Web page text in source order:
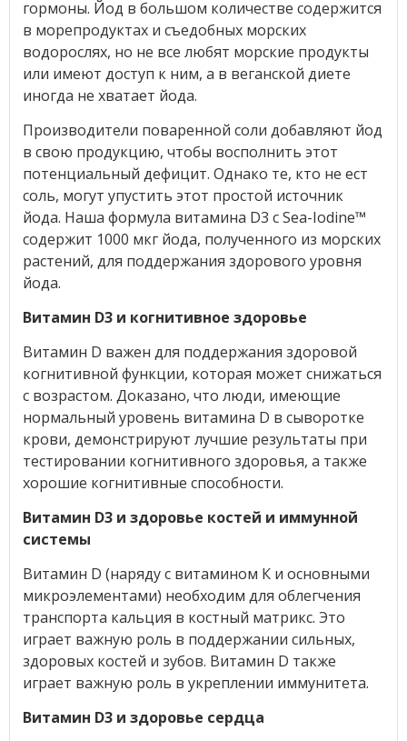
гормоны. Йод в большом количестве содержится
в морепродуктах и съедобных морских
водорослях, но не все любят морские продукты
или имеют доступ к ним, а в веганской диете
иногда не хватает йода.
Производители поваренной соли добавляют йод
в свою продукцию, чтобы восполнить этот
потенциальный дефицит. Однако те, кто не ест
соль, могут упустить этот простой источник
йода. Наша формула витамина D3 с Sea-Iodine™
содержит 1000 мкг йода, полученного из морских
растений, для поддержания здорового уровня
йода.
Витамин D3 и когнитивное здоровье
Витамин D важен для поддержания здоровой
когнитивной функции, которая может снижаться
с возрастом. Доказано, что люди, имеющие
нормальный уровень витамина D в сыворотке
крови, демонстрируют лучшие результаты при
тестировании когнитивного здоровья, а также
хорошие когнитивные способности.
Витамин D3 и здоровье костей и иммунной
системы
Витамин D (наряду с витамином К и основными
микроэлементами) необходим для облегчения
транспорта кальция в костный матрикс. Это
играет важную роль в поддержании сильных,
здоровых костей и зубов. Витамин D также
играет важную роль в укреплении иммунитета.
Витамин D3 и здоровье сердца